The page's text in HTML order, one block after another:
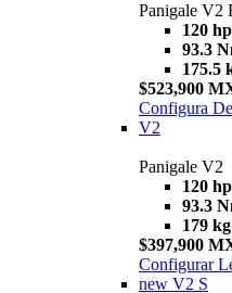
Panigale V2
120 hp
93.3
175.5
$523,900
Configura
V2
Panigale V2
120 hp
93.3
179 kg
$397,900
Configurar
new V2 S